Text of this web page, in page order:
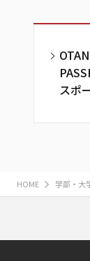
スポ
HOME 学部・大